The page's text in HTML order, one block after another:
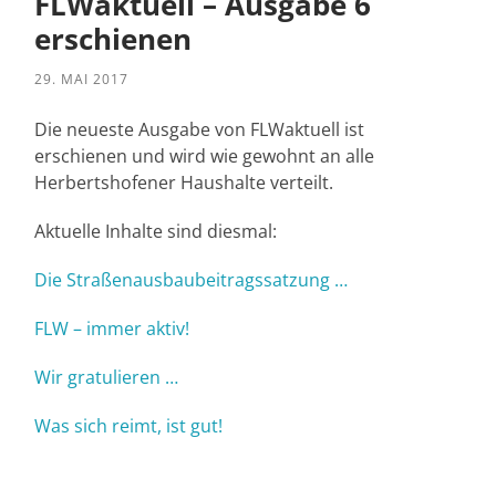
erschienen
29. MAI 2017
Die neueste Ausgabe von FLWaktuell ist
erschienen und wird wie gewohnt an alle
Herbertshofener Haushalte verteilt.
Aktuelle Inhalte sind diesmal:
Die Straßenausbaubeitragssatzung …
FLW – immer aktiv!
Wir gratulieren …
Was sich reimt, ist gut!